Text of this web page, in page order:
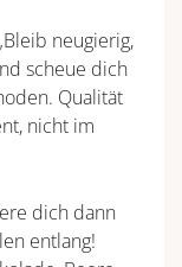
neugierig,
scheue dich
Qualität
nicht im
dich dann
entlang!